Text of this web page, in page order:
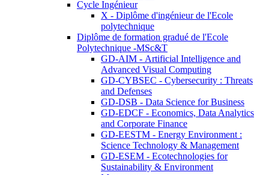
Cycle Ingénieur
X - Diplôme d'ingénieur de l'Ecole
polytechnique
Diplôme de formation gradué de l'Ecole
Polytechnique -MSc&T
GD-AIM - Artificial Intelligence and
Advanced Visual Computing
GD-CYBSEC - Cybersecurity : Threats
and Defenses
GD-DSB - Data Science for Business
GD-EDCF - Economics, Data Analytics
and Corporate Finance
GD-EESTM - Energy Environment :
Science Technology & Management
GD-ESEM - Ecotechnologies for
Sustainability & Environment